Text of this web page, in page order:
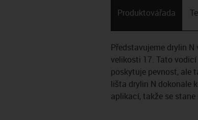
Produktová­řada
Představujeme drylin
velikosti 17. Tato
poskytuje pevnost, ale
lišta drylin N dokonale
aplikací, takže se